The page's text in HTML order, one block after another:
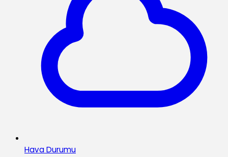
Hava Durumu